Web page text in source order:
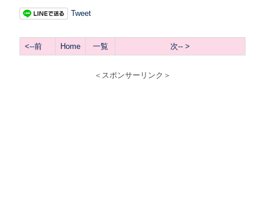
Tweet
<--前 Home 一覧 次-- >
＜スポンサーリンク＞